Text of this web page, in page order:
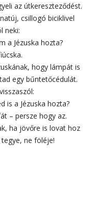
az útkereszteződést.
csillogó biciklivel
neki:
a Jézuska hozta?
hogy lámpát is
egy bűntetőcédulát.
is a Jézuska hozta?
– persze hogy az.
ha jövőre is lovat hoz
ne föléje!